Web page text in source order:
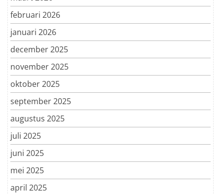
februari 2026
januari 2026
december 2025
november 2025
oktober 2025
september 2025
augustus 2025
juli 2025
juni 2025
mei 2025
april 2025